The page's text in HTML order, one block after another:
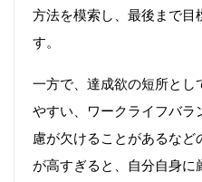
方法を模索し、最後まで目
す。
一方で、達成欲の短所とし
やすい、ワークライフバ
慮が欠けることがあるな
が高すぎると、自分自身